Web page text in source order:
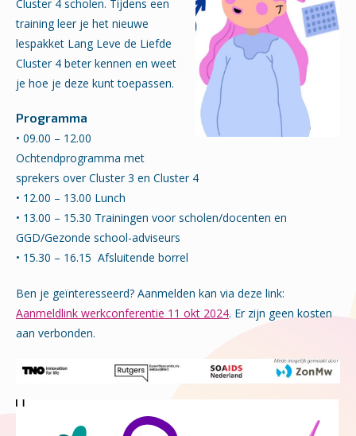
Cluster 4 scholen. Tijdens een
training leer je het nieuwe
lespakket Lang Leve de Liefde
Cluster 4 beter kennen en weet
je hoe je deze kunt toepassen.
Programma
• 09.00 – 12.00
Ochtendprogramma met
sprekers over Cluster 3 en Cluster 4
• 12.00 – 13.00 Lunch
• 13.00 – 15.30 Trainingen voor scholen/docenten en
GGD/Gezonde school-adviseurs
• 15.30 – 16.15 Afsluitende borrel
Ben je geïnteresseerd? Aanmelden kan via deze link:
Aanmeldlink werkconferentie 11 okt 2024. Er zijn geen kosten
aan verbonden.